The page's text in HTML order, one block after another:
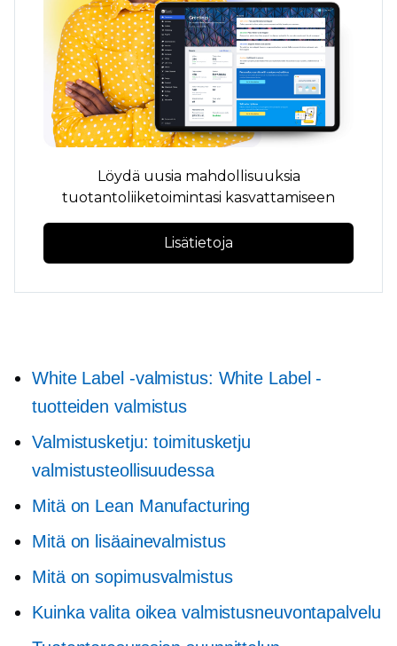
Löydä uusia mahdollisuuksia
tuotantoliiketoimintasi kasvattamiseen
Lisätietoja
White Label -valmistus: White Label -
tuotteiden valmistus
Valmistusketju: toimitusketju
valmistusteollisuudessa
Mitä on Lean Manufacturing
Mitä on lisäainevalmistus
Mitä on sopimusvalmistus
Kuinka valita oikea valmistusneuvontapalvelu